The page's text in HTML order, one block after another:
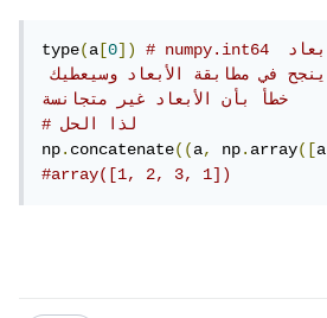
type(a [0])
# numpy.int64 وهي ماتعتبر أبعاد
صفرية وبالتالي لن ينجح في مطابقة الأبعاد وسيعطيك
خطأ بأن الأبعاد غير متجانسة
# لذا الحل
np.concatenate((a, np.array([a
#array([1, 2, 3, 1])